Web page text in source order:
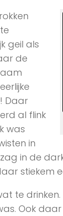
geil als
de
Daar
al flink
was
in
in de
stiekem
te
Ook